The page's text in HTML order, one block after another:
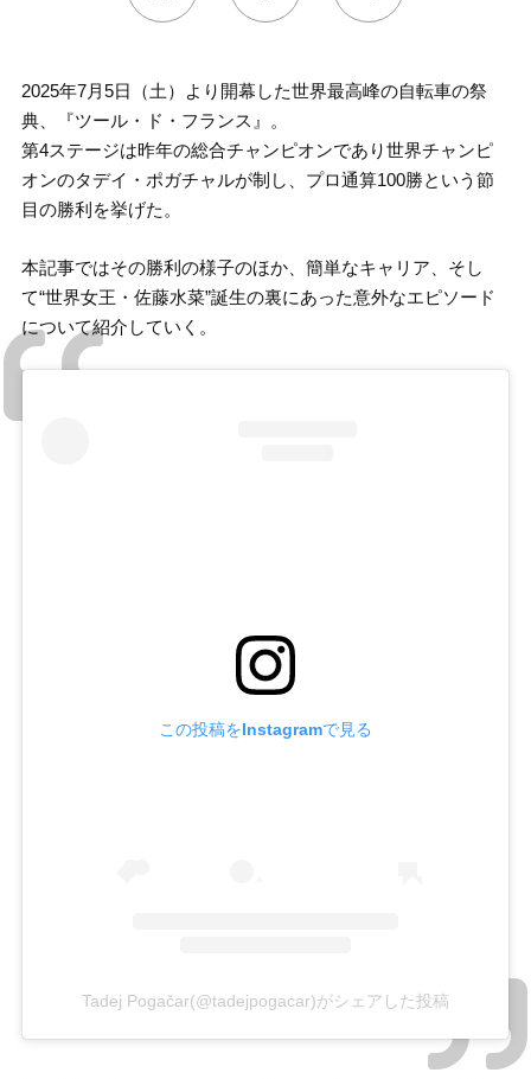
2025年7月5日（土）より開幕した世界最高峰の自転車の祭
典、『ツール・ド・フランス』。
第4ステージは昨年の総合チャンピオンであり世界チャンピ
オンのタデイ・ポガチャルが制し、プロ通算100勝という節
目の勝利を挙げた。
本記事ではその勝利の様子のほか、簡単なキャリア、そし
て“世界女王・佐藤水菜”誕生の裏にあった意外なエピソード
について紹介していく。
この投稿をInstagramで見る
Tadej Pogačar(@tadejpogacar)がシェアした投稿